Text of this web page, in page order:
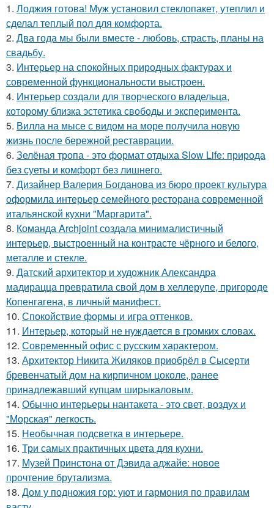
1. Лоджия готова! Муж установил стеклопакет, утеплил и
сделал теплый пол для комфорта.
2. Два года мы были вместе - любовь, страсть, планы на
свадьбу.
3. Интерьер на спокойных природных фактурах и
современной функциональности выстроен.
4. Интерьер создали для творческого владельца,
которому близка эстетика свободы и эксперимента.
5. Вилла на мысе с видом на море получила новую
жизнь после бережной реставрации.
6. Зелёная тропа - это формат отдыха Slow Life: природа
без суеты и комфорт без лишнего.
7. Дизайнер Валерия Богданова из бюро проект культура
оформила интерьер семейного ресторана современной
итальянской кухни "Маргарита".
8. Команда Archjoint создала минималистичный
интерьер, выстроенный на контрасте чёрного и белого,
металле и стекле.
9. Датский архитектор и художник Александра
мадирацца превратила свой дом в хеллерупе, пригороде
Копенгагена, в личный манифест.
10. Спокойствие формы и игра оттенков.
11. Интерьер, который не нуждается в громких словах.
12. Современный офис с русским характером.
13. Архитектор Никита Жиляков приобрёл в Сысерти
бревенчатый дом на кирпичном цоколе, ранее
принадлежавший купцам ширыкаловым.
14. Обычно интерьеры нантакета - это свет, воздух и
"Морская" легкость.
15. Необычная подсветка в интерьере.
16. Три самых практичных цвета для кухни.
17. Музей Принстона от Дэвида аджайе: новое
прочтение брутализма.
18. Дом у подножия гор: уют и гармония по правилам